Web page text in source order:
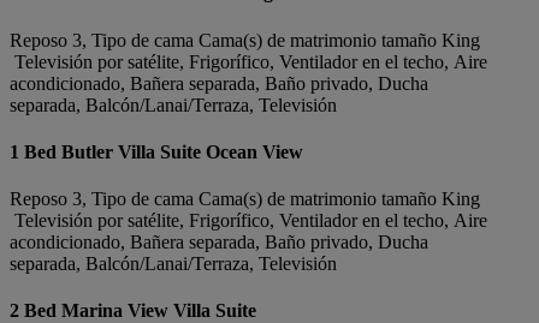
Reposo 3, Tipo de cama Cama(s) de matrimonio tamaño King
Televisión por satélite, Frigorífico, Ventilador en el techo, Aire
acondicionado, Bañera separada, Baño privado, Ducha
separada, Balcón/Lanai/Terraza, Televisión
1 Bed Butler Villa Suite Ocean View
Reposo 3, Tipo de cama Cama(s) de matrimonio tamaño King
Televisión por satélite, Frigorífico, Ventilador en el techo, Aire
acondicionado, Bañera separada, Baño privado, Ducha
separada, Balcón/Lanai/Terraza, Televisión
2 Bed Marina View Villa Suite